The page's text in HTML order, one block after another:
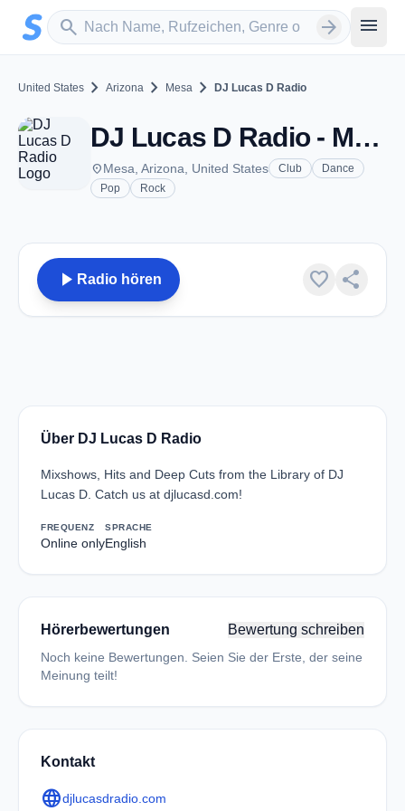
Zum Hauptinhalt springen
search
Sender suchen arrow_forward menu
United States chevron_right Arizona chevron_right Mesa chevron_right DJ Lucas D Radio
DJ Lucas D Radio - Mesa, AZ
placeMesa, Arizona, United States Club
Dance
Pop
Rock
play_arrow Radio hören favorite share
Über DJ Lucas D Radio
Mixshows, Hits and Deep Cuts from the Library of DJ
Lucas D. Catch us at djlucasd.com!
FREQUENZ
Online only
SPRACHE
English
Hörerbewertungen Bewertung schreiben
Noch keine Bewertungen. Seien Sie der Erste, der seine
Meinung teilt!
Kontakt
languagedjlucasdradio.com